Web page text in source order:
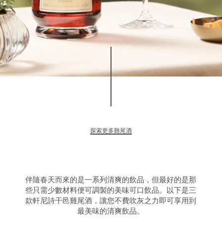
探索更多雞尾酒
伴隨春天而來的是一系列清爽的飲品，但最好的是那
些只需少數材料便可調製的美味可口飲品。以下是三
款軒尼詩干邑雞尾酒，讓您不費吹灰之力即可享用到
最美味的清爽飲品。